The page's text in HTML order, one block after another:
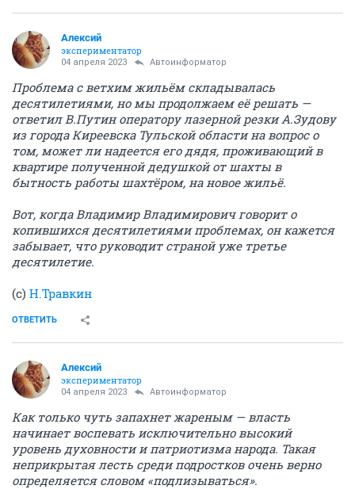
Алексий
экспериментатор
04 апреля 2023 Автоинформатор
Проблема с ветхим жильём складывалась
десятилетиями, но мы продолжаем её решать —
ответил В.Путин оператору лазерной резки А.Зудову
из города Киреевска Тульской области на вопрос о
том, может ли надеется его дядя, проживающий в
квартире полученной дедушкой от шахты в
бытность работы шахтёром, на новое жильё.
Вот, когда Владимир Владимирович говорит о
копившихся десятилетиями проблемах, он кажется
забывает, что руководит страной уже третье
десятилетие.
(c) Н.Травкин
ОТВЕТИТЬ
Алексий
экспериментатор
04 апреля 2023 Автоинформатор
Как только чуть запахнет жареным — власть
начинает воспевать исключительно высокий
уровень духовности и патриотизма народа. Такая
неприкрытая лесть среди подростков очень верно
определяется словом «подлизываться».